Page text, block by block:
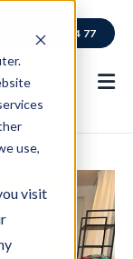
use,
visit
0800 114 77